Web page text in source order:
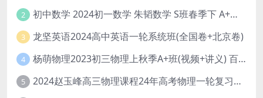
2 初中数学 2024初一数学 朱韬数学 S班春季下 A+班春季下 百度云网盘
3 龙坚英语2024高中英语一轮系统班(全国卷+北京卷)
4 杨萌物理2023初三物理上秋季A+班(视频+讲义) 百度网盘分享
5 2024赵玉峰高三物理课程24年高考物理一轮复习网课教程